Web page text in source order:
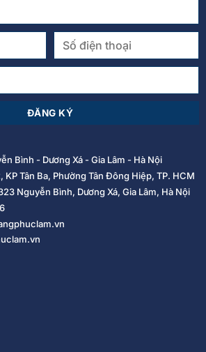
Bình - Dương Xá - Gia Lâm - Hà Nội
KP Tân Ba, Phường Tân Đông Hiệp, TP. HCM
Nguyễn Bình, Dương Xá, Gia Lâm, Hà Nội